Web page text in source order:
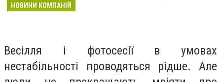
НОВИНИ КОМПАНІЙ
Весілля і фотосесії в умовах
нестабільності проводяться рідше. Але